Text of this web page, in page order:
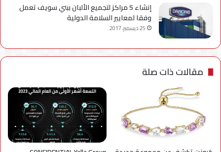
إنشاء 5 مراكز لتجميع الألبان ببني سويف تعمل
وفقا لمعايير السلامة الدولية
25 ديسمبر، 2017
مقالات ذات صلة